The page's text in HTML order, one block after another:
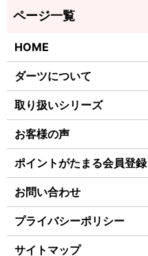
HOME
ダーツについて
取り扱いシリーズ
お客様の声
ポイントがたまる会員登録
お問い合わせ
プライバシーポリシー
サイトマップ